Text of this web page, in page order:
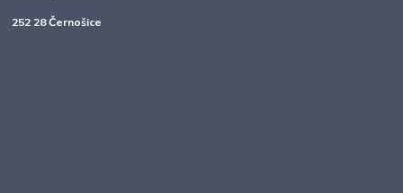
252 28 Černošice